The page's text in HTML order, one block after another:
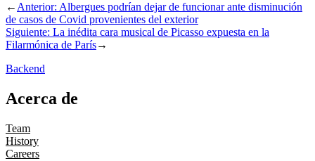
←Anterior: Albergues podrían dejar de funcionar ante disminución
de casos de Covid provenientes del exterior
Siguiente: La inédita cara musical de Picasso expuesta en la
Filarmónica de París→
Backend
Acerca de
Team
History
Careers